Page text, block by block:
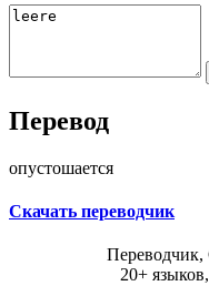
Перевод
опустошается
Скачать переводчик
Переводчик,
20+